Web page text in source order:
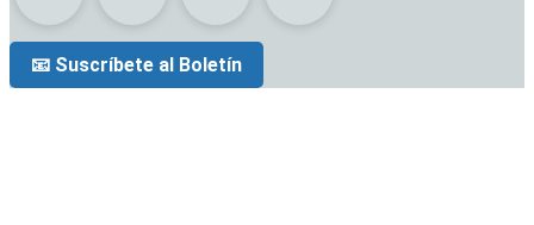
📧 Suscríbete al Boletín